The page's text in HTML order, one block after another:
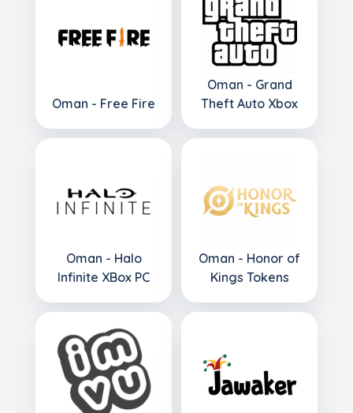
Oman - Free Fire
Oman - Grand
Theft Auto Xbox
Oman - Halo
Infinite XBox PC
Oman - Honor of
Kings Tokens